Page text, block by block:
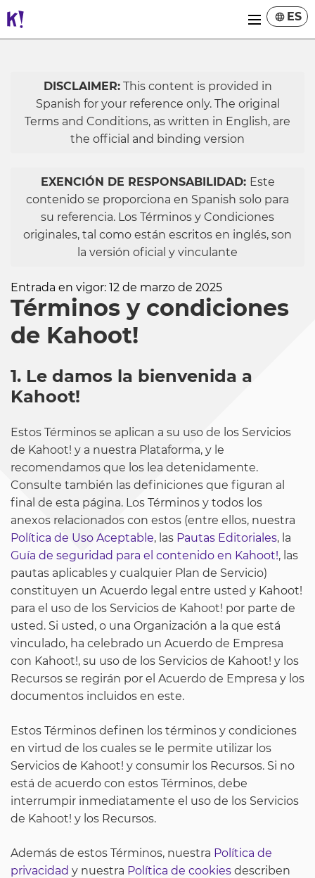
ES
DISCLAIMER:This content is provided in
Spanish for your reference only. The original
Terms and Conditions, as written in English, are
the official and binding version
EXENCIÓN DE RESPONSABILIDAD: Este
contenido se proporciona en Spanish solo para
su referencia. Los Términos y Condiciones
originales, tal como están escritos en inglés, son
la versión oficial y vinculante
Entrada en vigor: 12 de marzo de 2025
Términos y condiciones
de Kahoot!
1. Le damos la bienvenida a
Kahoot!
Estos Términos se aplican a su uso de los Servicios
de Kahoot! y a nuestra Plataforma, y le
recomendamos que los lea detenidamente.
Consulte también las definiciones que figuran al
final de esta página. Los Términos y todos los
anexos relacionados con estos (entre ellos, nuestra
Política de Uso Aceptable, las Pautas Editoriales, la
Guía de seguridad para el contenido en Kahoot!, las
pautas aplicables y cualquier Plan de Servicio)
constituyen un Acuerdo legal entre usted y Kahoot!
para el uso de los Servicios de Kahoot! por parte de
usted. Si usted, o una Organización a la que está
vinculado, ha celebrado un Acuerdo de Empresa
con Kahoot!, su uso de los Servicios de Kahoot! y los
Recursos se regirán por el Acuerdo de Empresa y los
documentos incluidos en este.
Estos Términos definen los términos y condiciones
en virtud de los cuales se le permite utilizar los
Servicios de Kahoot! y consumir los Recursos. Si no
está de acuerdo con estos Términos, debe
interrumpir inmediatamente el uso de los Servicios
de Kahoot! y los Recursos.
Además de estos Términos, nuestra Política de
privacidad y nuestra Política de cookies describen